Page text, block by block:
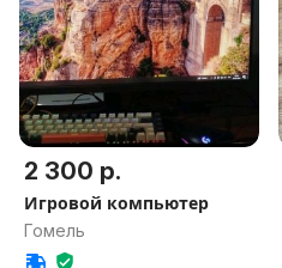
2 300 р.
Игровой компьютер
Гомель